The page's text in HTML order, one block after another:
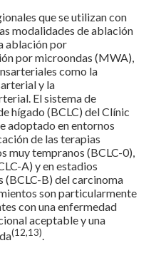
que se utilizan con
modalidades de ablación
ablación por
por microondas (MWA),
como la
y la
El sistema de
hígado (BCLC) del Clínic
adoptado en entornos
de las terapias
muy tempranos (BCLC-0),
A) y en estadios
(BCLC-B) del carcinoma
son particularmente
con una enfermedad
aceptable y una
(12,13).